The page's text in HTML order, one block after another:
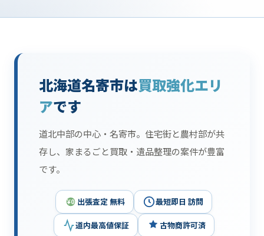
北海道名寄市は買取強化エリ
アです
道北中部の中心・名寄市。住宅街と農村部が共
存し、家まるごと買取・遺品整理の案件が豊富
です。
¥0 出張査定 無料 最短即日 訪問
道内最高値保証 古物商許可済